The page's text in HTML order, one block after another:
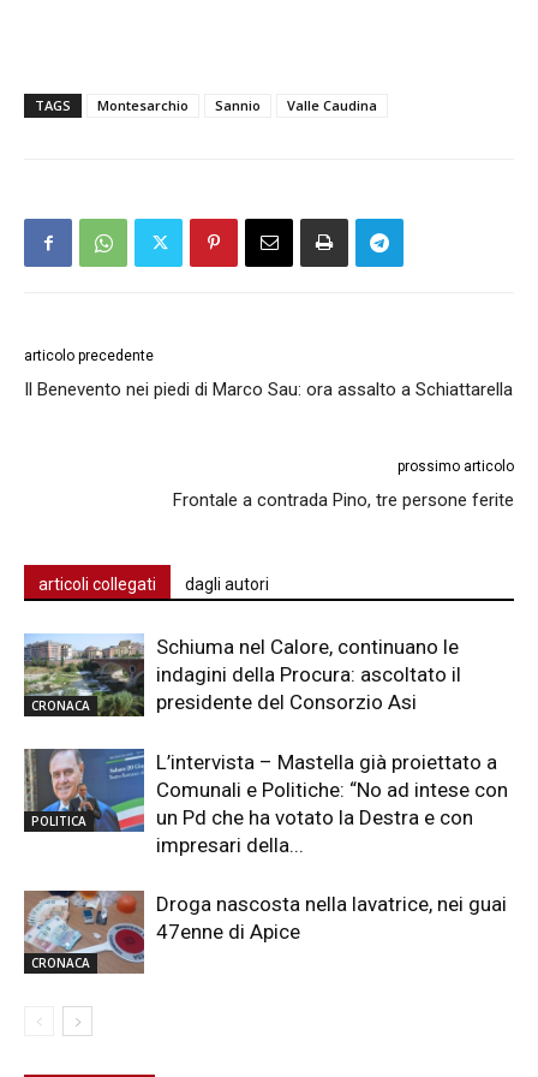
TAGS Montesarchio Sannio Valle Caudina
articolo precedente
Il Benevento nei piedi di Marco Sau: ora assalto a Schiattarella
prossimo articolo
Frontale a contrada Pino, tre persone ferite
articoli collegati dagli autori
CRONACA
Schiuma nel Calore, continuano le
indagini della Procura: ascoltato il
presidente del Consorzio Asi
POLITICA
L’intervista – Mastella già proiettato a
Comunali e Politiche: “No ad intese con
un Pd che ha votato la Destra e con
impresari della...
CRONACA
Droga nascosta nella lavatrice, nei guai
47enne di Apice